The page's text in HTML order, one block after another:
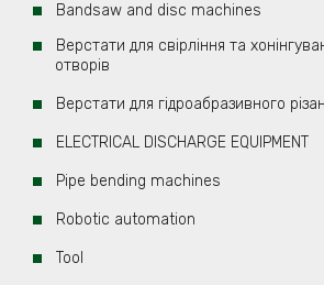
Bandsaw and disc machines
Верстати для свірління та
отворів
Верстати для гідроабразивного
ELECTRICAL DISCHARGE EQUIPMENT
Pipe bending machines
Robotic automation
Tool